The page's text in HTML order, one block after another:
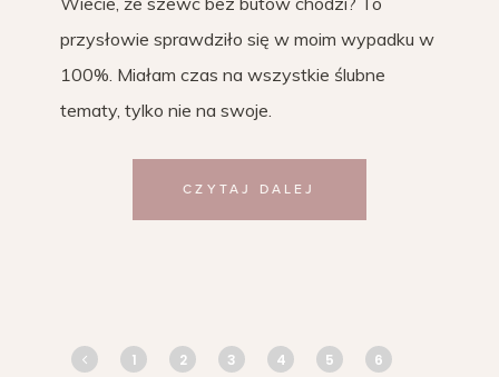
przysłowie sprawdziło się w moim wypadku w
100%. Miałam czas na wszystkie ślubne
tematy, tylko nie na swoje.
CZYTAJ DALEJ
1 2 3 4 5
6